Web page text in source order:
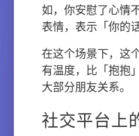
如，你安慰了心情
表情，表示「你的
在这个场景下，这
有温度，比「抱抱
大部分朋友关系。
社交平台上